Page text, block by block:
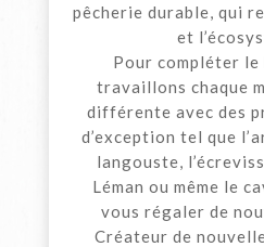
pêcherie durable, qui
et
Pour compléter le
travaillons chaque
différente avec des
d’exception tel que
langouste,
Léman ou même le
vous régaler de
Créateur de